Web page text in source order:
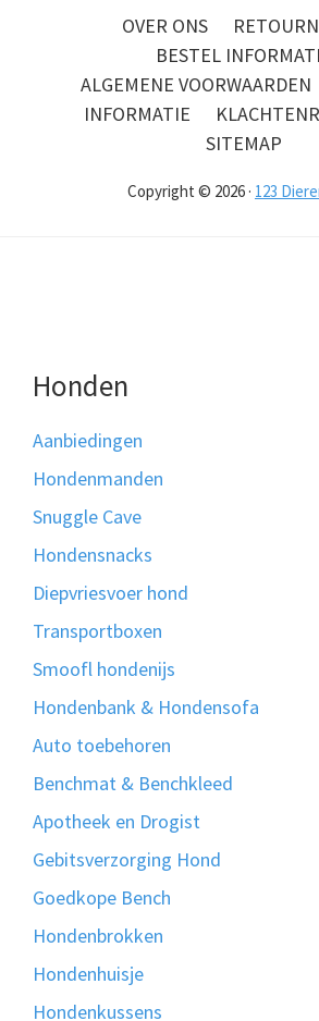
OVER ONS
BESTEL
ALGEMENE VOORWAARDEN
INFORMATIE
SITEMAP
Copyright © 2026 · 123
Honden
Aanbiedingen
Hondenmanden
Snuggle Cave
Hondensnacks
Diepvriesvoer hond
Transportboxen
Smoofl hondenijs
Hondenbank & Hondensofa
Auto toebehoren
Benchmat & Benchkleed
Apotheek en Drogist
Gebitsverzorging Hond
Goedkope Bench
Hondenbrokken
Hondenhuisje
Hondenkussens